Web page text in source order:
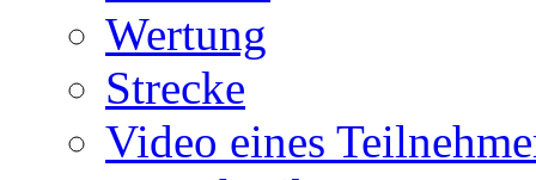
Wertung
Strecke
Video eines